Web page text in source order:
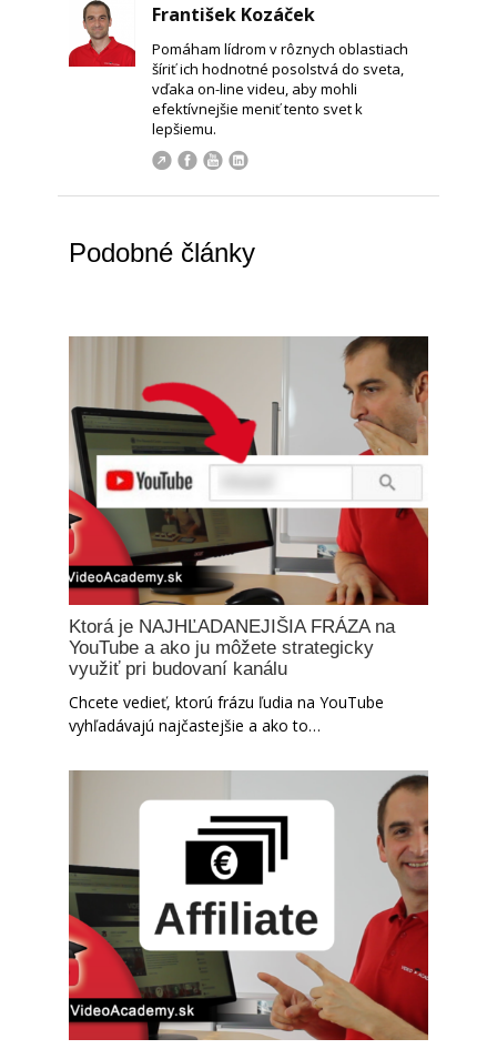
František Kozáček
Pomáham lídrom v rôznych oblastiach
šíriť ich hodnotné posolstvá do sveta,
vďaka on-line videu, aby mohli
efektívnejšie meniť tento svet k
lepšiemu.
Podobné články
Ktorá je NAJHĽADANEJIŠIA FRÁZA na
YouTube a ako ju môžete strategicky
využiť pri budovaní kanálu
Chcete vedieť, ktorú frázu ľudia na YouTube
vyhľadávajú najčastejšie a ako to…